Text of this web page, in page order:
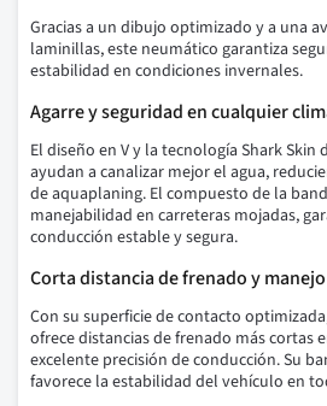
Gracias a un dibujo optimizado y a una
laminillas, este neumático garantiza
estabilidad en condiciones invernales.
Agarre y seguridad en cualquier
El diseño en V y la tecnología Shark Skin
ayudan a canalizar mejor el agua,
de aquaplaning. El compuesto de la
manejabilidad en carreteras mojadas,
conducción estable y segura.
Corta distancia de frenado y
Con su superficie de contacto
ofrece distancias de frenado más cortas
excelente precisión de conducción. Su
favorece la estabilidad del vehículo en